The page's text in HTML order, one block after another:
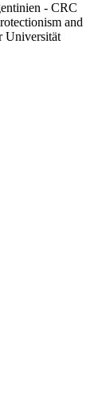
- CRC
and
Universität